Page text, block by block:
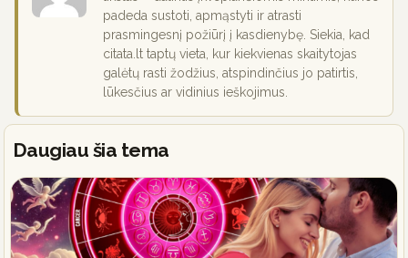
padeda sustoti, apmąstyti ir atrasti
prasmingesnį požiūrį į kasdienybę. Siekia, kad
citata.lt taptų vieta, kur kiekvienas skaitytojas
galėtų rasti žodžius, atspindinčius jo patirtis,
lūkesčius ar vidinius ieškojimus.
Daugiau šia tema